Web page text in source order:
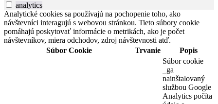
analytics
Analytické cookies sa používajú na pochopenie toho, ako
návštevníci interagujú s webovou stránkou. Tieto súbory cookie
pomáhajú poskytovať informácie o metrikách, ako je počet
návštevníkov, miera odchodov, zdroj návštevnosti atď.
Súbor Cookie
Trvanie Popis
Súbor cookie
_ga
nainštalovaný
službou Google
Analytics počíta